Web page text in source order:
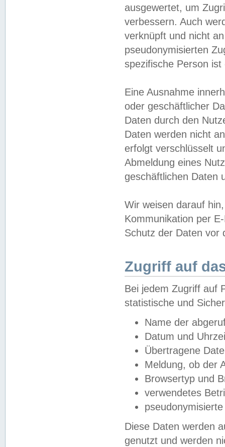
ausgewertet, um
verbessern. Auch
verknüpft und nicht
pseudonymisierten
spezifische Person
Eine Ausnahme
oder geschäftlicher
Daten durch den
Daten werden nicht
erfolgt verschlüsselt
Abmeldung eines
geschäftlichen Daten
Wir weisen darauf
Kommunikation per
Schutz der Daten vor
Zugriff auf
Bei jedem Zugriff auf
statistische und
Name der
Datum und
Übertragene
Meldung, ob der
Browsertyp und
verwendetes
Diese Daten werden
genutzt und werden